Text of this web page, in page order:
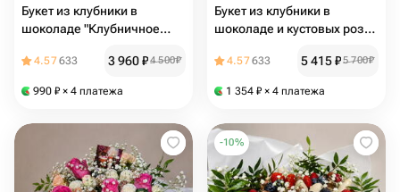
Букет из клубники в
шоколаде "Клубничное
4.57633 3 960₽4 500₽
990 ₽ × 4 платежа
Букет из клубники в
шоколаде и кустовых роз
4.57633 5 415₽5 700₽
1 354 ₽ × 4 платежа
-10%